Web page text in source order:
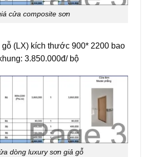
cửa composite sơn
(LX) kích thước 900* 2200 bao
3.850.000đ/ bộ
dòng luxury sơn giả gỗ